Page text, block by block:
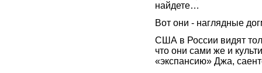
найдете…
Вот они - наглядные
США в России видят
что они сами же и
«экспансию» Джа,